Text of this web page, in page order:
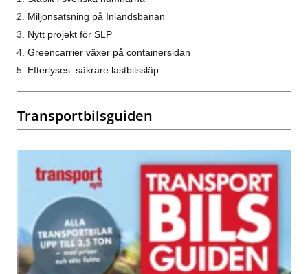
Miljonsatsning på Inlandsbanan
Nytt projekt för SLP
Greencarrier växer på containersidan
Efterlyses: säkrare lastbilssläp
Transportbilsguiden